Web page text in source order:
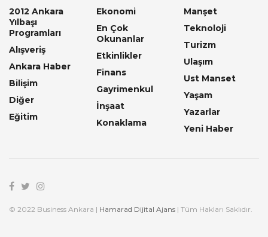
2012 Ankara
Yılbaşı
Programları
Alışveriş
Ankara Haber
Bilişim
Diğer
Eğitim
Ekonomi
En Çok
Okunanlar
Etkinlikler
Finans
Gayrimenkul
İnşaat
Konaklama
Manşet
Teknoloji
Turizm
Ulaşım
Ust Manset
Yaşam
Yazarlar
Yeni Haber
© 2022 Business Ankara | Hamarad Dijital Ajans | Tüm Hakları Saklıdır.